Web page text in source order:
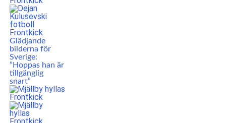
Glädjande
bilderna för
Sverige:
”Hoppas han är
tillgänglig
snart”